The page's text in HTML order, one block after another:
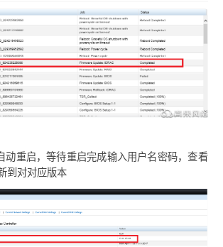
动重启，等待重启完成输入用户名密码，查看
到对对应版本